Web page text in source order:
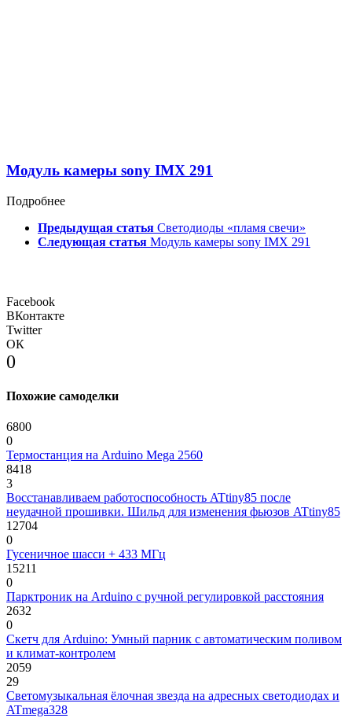
Модуль камеры sony IMX 291
Подробнее
Предыдущая статья Светодиоды «пламя свечи»
Следующая статья Модуль камеры sony IMX 291
Facebook
ВКонтакте
Twitter
ОК
0
Похожие самоделки
6800
0
Термостанция на Arduino Mega 2560
8418
3
Восстанавливаем работоспособность ATtiny85 после
неудачной прошивки. Шильд для изменения фьюзов ATtiny85
12704
0
Гусеничное шасси + 433 МГц
15211
0
Парктроник на Arduino с ручной регулировкой расстояния
2632
0
Скетч для Arduino: Умный парник с автоматическим поливом
и климат-контролем
2059
29
Светомузыкальная ёлочная звезда на адресных светодиодах и
ATmega328